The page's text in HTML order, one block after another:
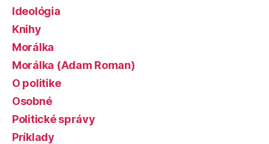
Ideológia
Knihy
Morálka
Morálka (Adam Roman)
O politike
Osobné
Politické správy
Príklady